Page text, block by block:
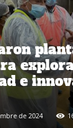
e
de 2024